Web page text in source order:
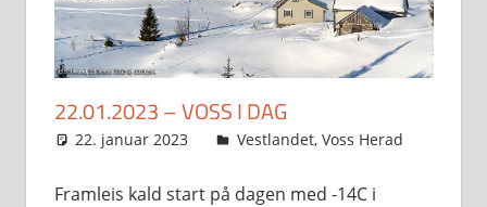
22.01.2023 – VOSS I DAG
22. januar 2023 Svein
Vestlandet, Voss Herad
Framleis kald start på dagen med -14C i